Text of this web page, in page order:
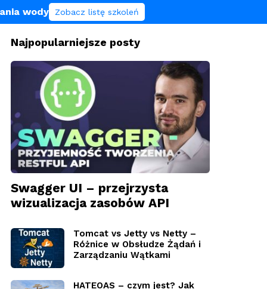
wody Zobacz listę szkoleń
Najpopularniejsze posty
Swagger UI – przejrzysta
wizualizacja zasobów API
Tomcat vs Jetty vs Netty –
Różnice w Obsłudze Żądań i
Zarządzaniu Wątkami
HATEOAS – czym jest? Jak